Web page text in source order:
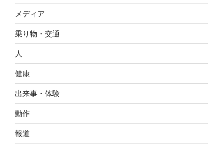
メディア
乗り物・交通
人
健康
出来事・体験
動作
報道